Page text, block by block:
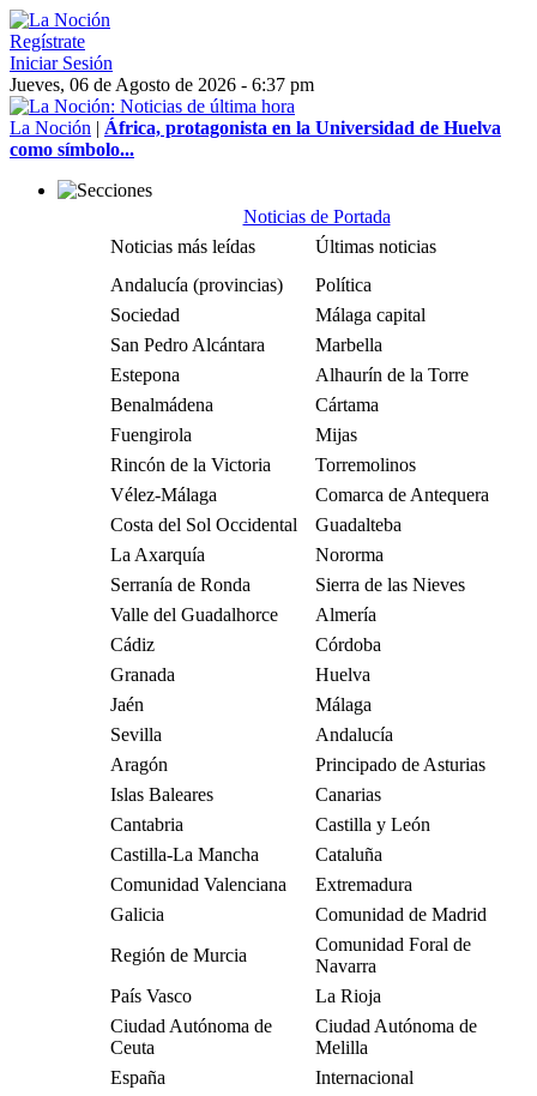
Regístrate
Iniciar Sesión
Jueves, 06 de Agosto de 2026 - 6:37 pm
La Noción | África, protagonista en la Universidad de Huelva
como símbolo...
Noticias de Portada
Noticias más leídas
Últimas noticias
Andalucía (provincias)
Política
Sociedad
Málaga capital
San Pedro Alcántara
Marbella
Estepona
Alhaurín de la Torre
Benalmádena
Cártama
Fuengirola
Mijas
Rincón de la Victoria
Torremolinos
Vélez-Málaga
Comarca de Antequera
Costa del Sol Occidental
Guadalteba
La Axarquía
Nororma
Serranía de Ronda
Sierra de las Nieves
Valle del Guadalhorce
Almería
Cádiz
Córdoba
Granada
Huelva
Jaén
Málaga
Sevilla
Andalucía
Aragón
Principado de Asturias
Islas Baleares
Canarias
Cantabria
Castilla y León
Castilla-La Mancha
Cataluña
Comunidad Valenciana
Extremadura
Galicia
Comunidad de Madrid
Región de Murcia
Comunidad Foral de
Navarra
País Vasco
La Rioja
Ciudad Autónoma de
Ceuta
Ciudad Autónoma de
Melilla
España
Internacional